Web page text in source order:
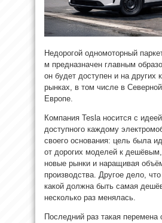
Недорогой одномоторный
м предназначен главным
он будет доступен и на других
рынках, в том числе в
Европе.
Компания Tesla носится с
доступного каждому
своего основания: цель была
от дорогих моделей к
новые рынки и наращивая
производства. Другое дело, что
какой должна быть самая
несколько раз менялась.
Последний раз такая перемена